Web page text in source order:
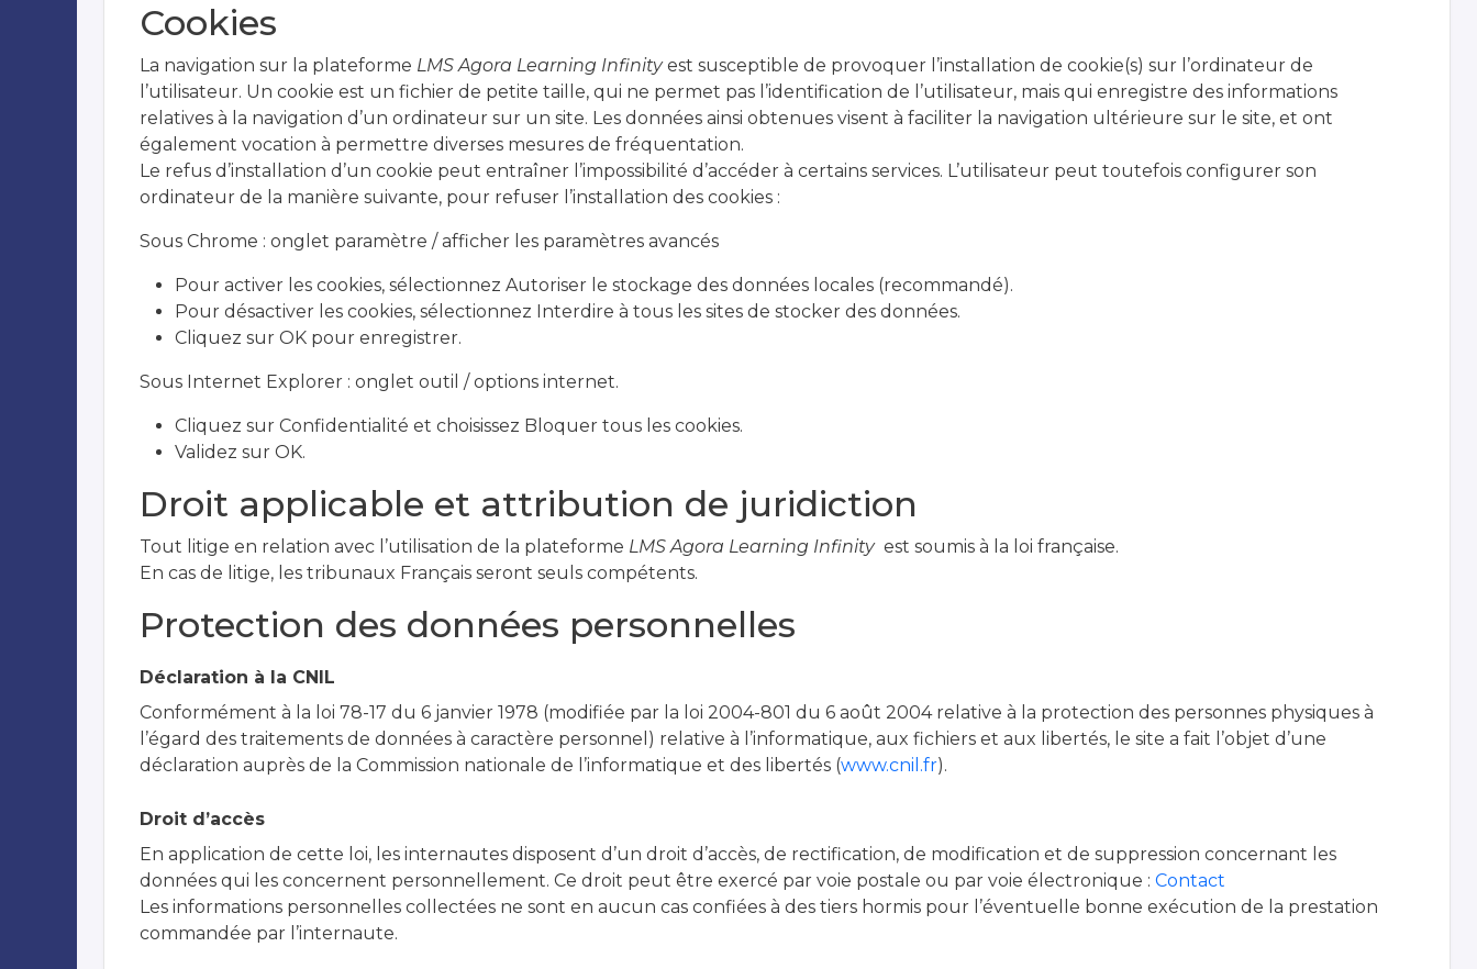
Cookies
La navigation sur la plateforme LMS Agora Learning Infinityest susceptible de provoquer l’installation de cookie(s) sur l’ordinateur de
l’utilisateur. Un cookie est un fichier de petite taille, qui ne permet pas l’identification de l’utilisateur, mais qui enregistre des informations
relatives à la navigation d’un ordinateur sur un site. Les données ainsi obtenues visent à faciliter la navigation ultérieure sur le site, et ont
également vocation à permettre diverses mesures de fréquentation.
Le refus d’installation d’un cookie peut entraîner l’impossibilité d’accéder à certains services. L’utilisateur peut toutefois configurer son
ordinateur de la manière suivante, pour refuser l’installation des cookies :
Sous Chrome : onglet paramètre / afficher les paramètres avancés
Pour activer les cookies, sélectionnez Autoriser le stockage des données locales (recommandé).
Pour désactiver les cookies, sélectionnez Interdire à tous les sites de stocker des données.
Cliquez sur OK pour enregistrer.
Sous Internet Explorer : onglet outil / options internet.
Cliquez sur Confidentialité et choisissez Bloquer tous les cookies.
Validez sur OK.
Droit applicable et attribution de juridiction
Tout litige en relation avec l’utilisation de la plateforme LMS Agora Learning Infinityest soumis à la loi française.
En cas de litige, les tribunaux Français seront seuls compétents.
Protection des données personnelles
Déclaration à la CNIL
Conformément à la loi 78-17 du 6 janvier 1978 (modifiée par la loi 2004-801 du 6 août 2004 relative à la protection des personnes physiques à
l’égard des traitements de données à caractère personnel) relative à l’informatique, aux fichiers et aux libertés, le site a fait l’objet d’une
déclaration auprès de la Commission nationale de l’informatique et des libertés (www.cnil.fr).
Droit d’accès
En application de cette loi, les internautes disposent d’un droit d’accès, de rectification, de modification et de suppression concernant les
données qui les concernent personnellement. Ce droit peut être exercé par voie postale ou par voie électronique : Contact
Les informations personnelles collectées ne sont en aucun cas confiées à des tiers hormis pour l’éventuelle bonne exécution de la prestation
commandée par l’internaute.